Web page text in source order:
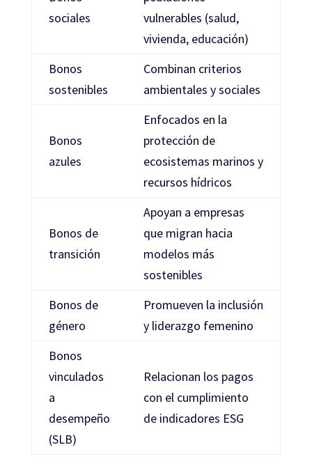
sociales
vulnerables (salud,
vivienda, educación)
Bonos
sostenibles
Combinan criterios
ambientales y sociales
Bonos
azules
Enfocados en la
protección de
ecosistemas marinos y
recursos hídricos
Bonos de
transición
Apoyan a empresas
que migran hacia
modelos más
sostenibles
Bonos de
género
Promueven la inclusión
y liderazgo femenino
Bonos
vinculados
a
desempeño
(SLB)
Relacionan los pagos
con el cumplimiento
de indicadores ESG